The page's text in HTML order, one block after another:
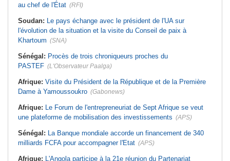
au chef de l'État (RFI)
Soudan: Le pays échange avec le président de l'UA sur
l'évolution de la situation et la visite du Conseil de paix à
Khartoum (SNA)
Sénégal: Procès de trois chroniqueurs proches du
PASTEF (L'Observateur Paalga)
Afrique: Visite du Président de la République et de la Première
Dame à Yamoussoukro (Gabonews)
Afrique: Le Forum de l'entrepreneuriat de Sept Afrique se veut
une plateforme de mobilisation des investissements (APS)
Sénégal: La Banque mondiale accorde un financement de 340
milliards FCFA pour accompagner l'Etat (APS)
Afrique: L'Angola participe à la 21e réunion du Partenariat